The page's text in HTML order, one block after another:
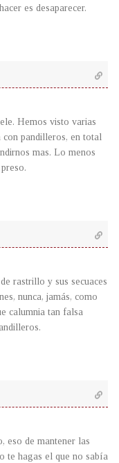
es desaparecer.
Hemos visto varias
con pandilleros, en total
mas. Lo menos
rastrillo y sus secuaces
nunca, jamás, como
calumnia tan falsa
eso de mantener las
te hagas el que no sabía